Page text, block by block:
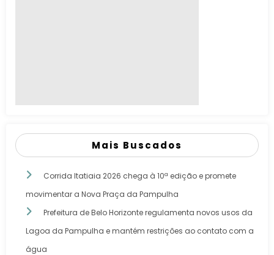
Mais Buscados
Corrida Itatiaia 2026 chega à 10ª edição e promete
movimentar a Nova Praça da Pampulha
Prefeitura de Belo Horizonte regulamenta novos usos da
Lagoa da Pampulha e mantém restrições ao contato com a
água